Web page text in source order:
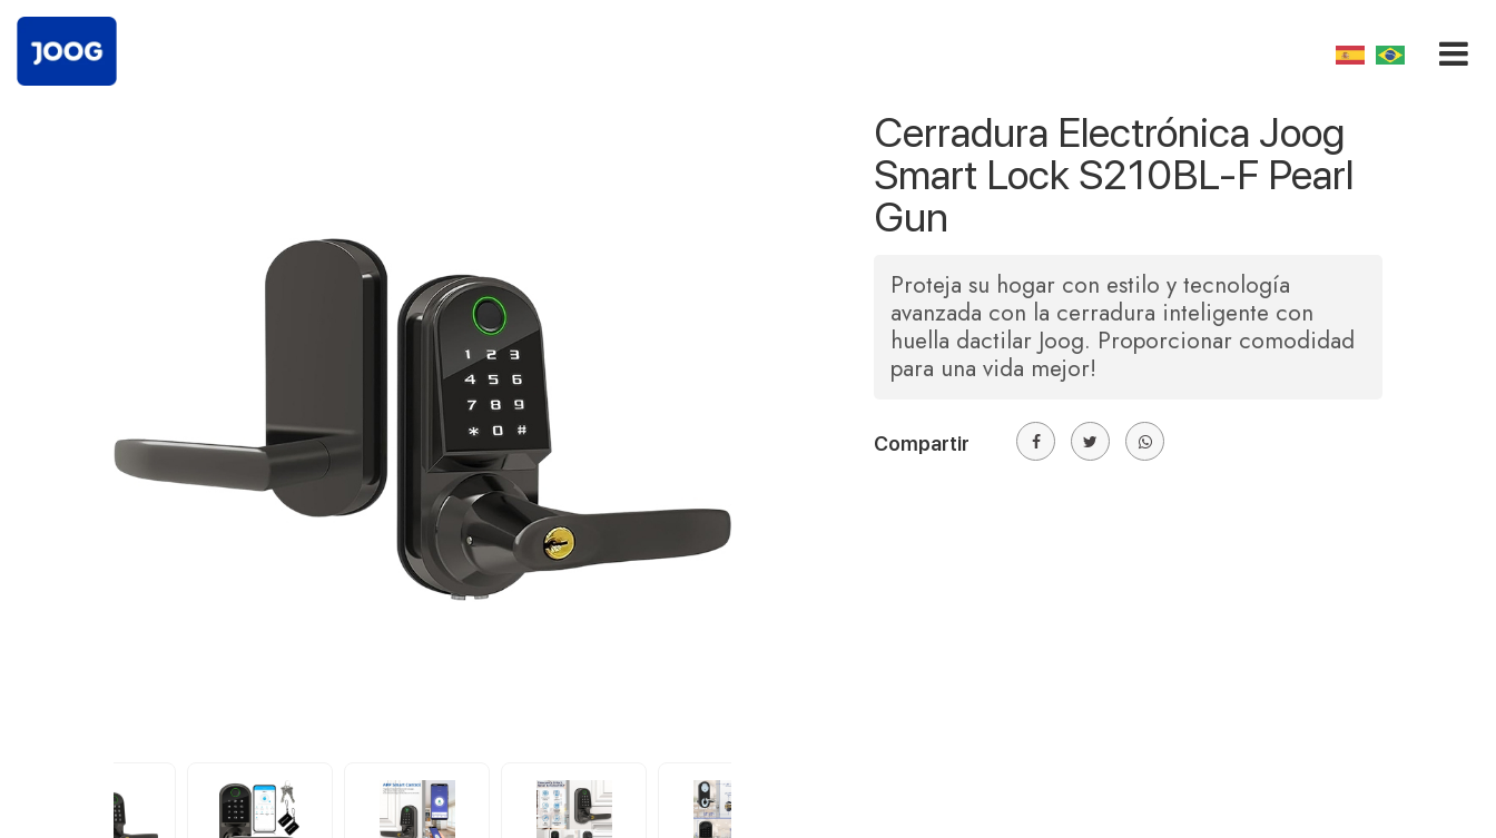
Cerradura Electrónica Joog
Smart Lock S210BL-F Pearl
Gun
Proteja su hogar con estilo y tecnología
avanzada con la cerradura inteligente con
huella dactilar Joog. Proporcionar comodidad
para una vida mejor!
Compartir